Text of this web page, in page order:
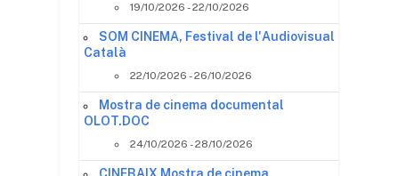
19/10/2026 - 22/10/2026
SOM CINEMA, Festival de l'Audiovisual
Català
22/10/2026 - 26/10/2026
Mostra de cinema documental
OLOT.DOC
24/10/2026 - 28/10/2026